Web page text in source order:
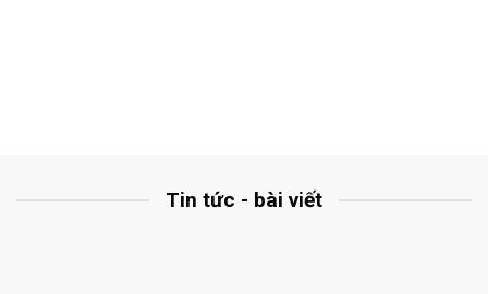
Tin tức - bài viết